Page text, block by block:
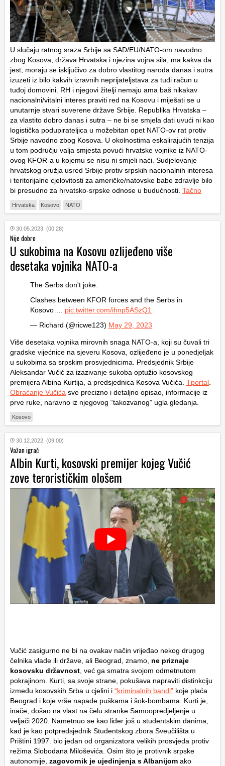
U slučaju ratnog sraza Srbije sa SAD/EU/NATO-om navodno
zbog Kosova, država Hrvatska i njezina vojna sila, ma kakva da
jest, moraju se isključivo za dobro vlastitog naroda danas i sutra
izuzeti iz bilo kakvih izravnih neprijateljstava za tuđi račun u
tuđoj domovini. RH i njegovi žitelji nemaju ama baš nikakav
nacionalni/vitalni interes praviti red na Kosovu i miješati se u
unutarnje stvari suverene države Srbije. Republika Hrvatska –
za vlastito dobro danas i sutra – ne bi se smjela dati uvući ni kao
logistička podupirateljica u možebitan opet NATO-ov rat protiv
Srbije navodno zbog Kosova. U okolnostima eskalirajućih tenzija
u tom području valja smjesta povući hrvatske vojnike iz NATO-
ovog KFOR-a u kojemu se nisu ni smjeli naći. Sudjelovanje
hrvatskog oružja usred Srbije protiv srpskih nacionalnih interesa
i teritorijalne cjelovitosti za američke/natovske babe zdravlje bilo
bi presudno za hrvatsko-srpske odnose u budućnosti. Tačno
Hrvatska Kosovo NATO
30.05.2023. (00:28)
Nije dobro
U sukobima na Kosovu ozlijeđeno više
desetaka vojnika NATO-a
The Serbs don't joke.
Clashes between KFOR forces and the Serbs in
Kosovo…. pic.twitter.com/ihnp5ASzQ1
— Richard (@ricwe123) May 29, 2023
Više desetaka vojnika mirovnih snaga NATO-a, koji su čuvali tri
gradske vijećnice na sjeveru Kosova, ozlijeđeno je u ponedjeljak
u sukobima sa srpskim prosvjednicima. Predsjednik Srbije
Aleksandar Vučić za izazivanje sukoba optužio kosovskog
premijera Albina Kurtija, a predsjednica Kosova Vučića. Tportal.
Obraćanje Vučića sve precizno i detaljno opisao, informacije iz
prve ruke, naravno iz njegovog “takozvanog” ugla gledanja.
Kosovo
30.12.2022. (09:00)
Važan igrač
Albin Kurti, kosovski premijer kojeg Vučić
zove terorističkim ološem
Vučić zasigurno ne bi na ovakav način vrijeđao nekog drugog
čelnika vlade ili države, ali Beograd, znamo, ne priznaje
kosovsku državnost, već ga smatra svojom odmetnutom
pokrajinom. Kurti, sa svoje strane, pokušava napraviti distinkciju
između kosovskih Srba u cjelini i “kriminalnih bandi” koje plaća
Beograd i koje vrše napade puškama i šok-bombama. Kurti je,
inače, došao na vlast na čelu stranke Samoopredjeljenje u
veljači 2020. Nametnuo se kao lider još u studentskim danima,
kad je kao potpredsjednik Studentskog zbora Sveučilišta u
Prištini 1997. bio jedan od organizatora velikih prosvjeda protiv
režima Slobodana Miloševića. Osim što je protivnik srpske
autonomije, zagovornik je ujedinjenja s Albanijom ako